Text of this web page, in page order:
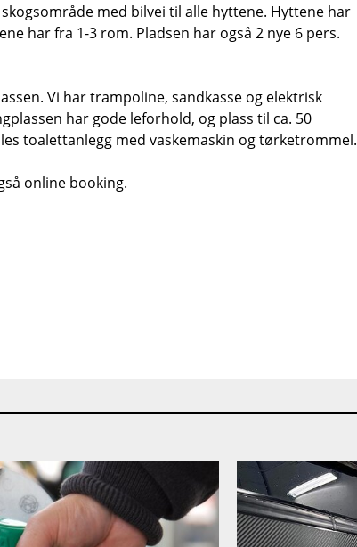
med bilvei til alle hyttene. Hyttene har
har fra 1-3 rom. Pladsen har også 2 nye 6 pers.
Vi har trampoline, sandkasse og elektrisk
har gode leforhold, og plass til ca. 50
toalettanlegg med vaskemaskin og tørketrommel.
online booking.
TETT PÅ